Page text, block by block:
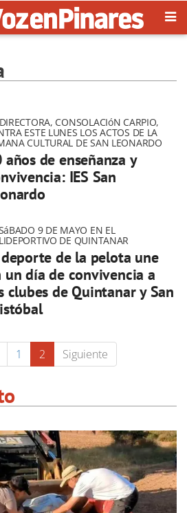
CONSOLACIóN CARPIO,
ESTE LUNES LOS ACTOS DE LA
CULTURAL DE SAN LEONARDO
años de enseñanza y
IES San
9 DE MAYO EN EL
DE QUINTANAR
de la pelota une
un día de convivencia a
clubes de Quintanar y San
1 2 Siguiente